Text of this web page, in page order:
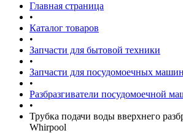
Главная страница
•
Каталог товаров
•
Запчасти для бытовой техники
•
Запчасти для посудомоечных машин
•
Разбразгиватели посудомоечной
•
Трубка подачи воды вверхнего
Whirpool